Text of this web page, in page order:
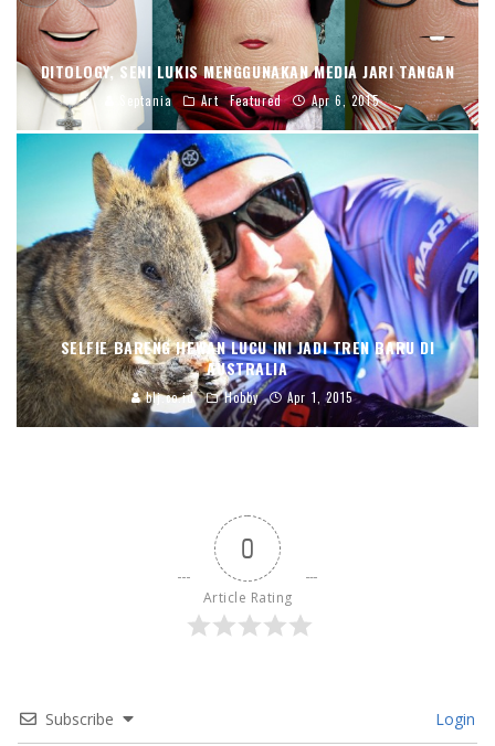
DITOLOGY, SENI LUKIS MENGGUNAKAN MEDIA JARI TANGAN
Septania Art Featured Apr 6, 2015
SELFIE BARENG HEWAN LUCU INI JADI TREN BARU DI
AUSTRALIA
blj.co.id Hobby Apr 1, 2015
0
Article Rating
Subscribe Login